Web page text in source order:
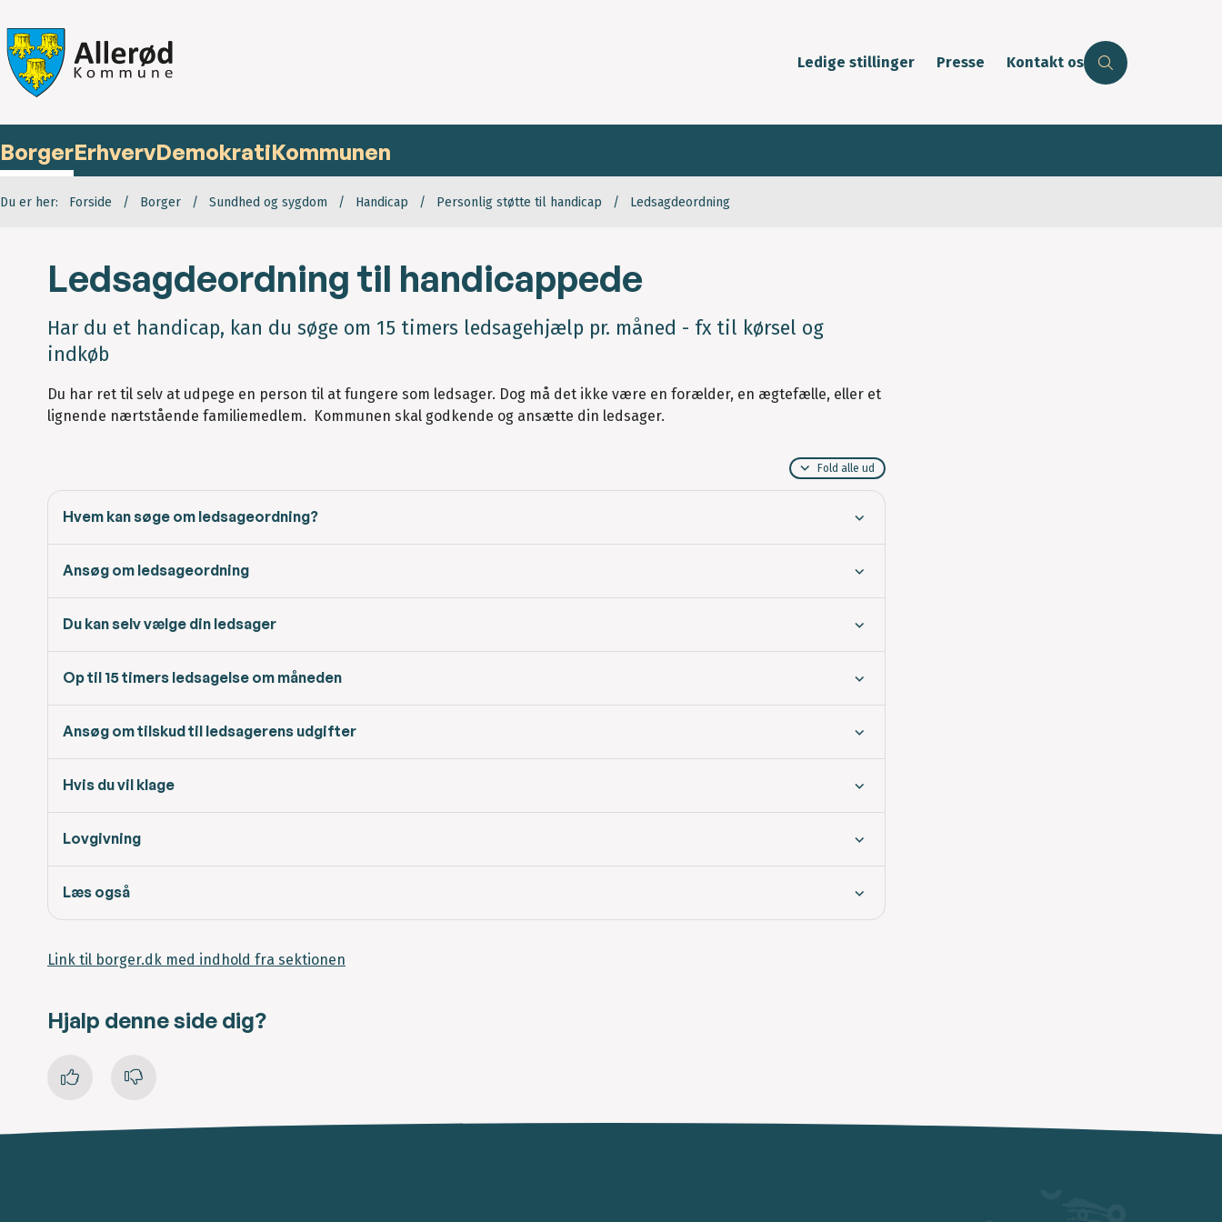
Ledige stillinger Presse Kontakt os
BorgerErhvervDemokratiKommunen
Du er her: Forside Borger Sundhed og sygdom Handicap Personlig støtte til handicap Ledsagdeordning
Ledsagdeordning til handicappede
Har du et handicap, kan du søge om 15 timers ledsagehjælp pr. måned - fx til kørsel og
indkøb
Du har ret til selv at udpege en person til at fungere som ledsager. Dog må det ikke være en forælder, en ægtefælle, eller et
lignende nærtstående familiemedlem. Kommunen skal godkende og ansætte din ledsager.
Fold alle ud
Hvem kan søge om ledsageordning?
Ansøg om ledsageordning
Du kan selv vælge din ledsager
Op til 15 timers ledsagelse om måneden
Ansøg om tilskud til ledsagerens udgifter
Hvis du vil klage
Lovgivning
Læs også
Link til borger.dk med indhold fra sektionen
Hjalp denne side dig?